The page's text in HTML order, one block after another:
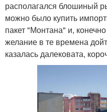
располагался блошиный
можно было купить
пакет "Монтана" и,
желание в те времена
казалась далековата,